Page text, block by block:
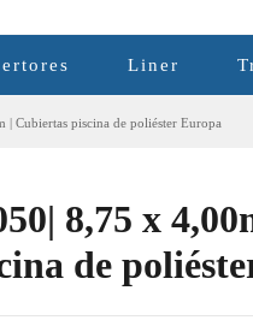
Liner
| Cubiertas piscina de poliéster Europa
8,75 x
de